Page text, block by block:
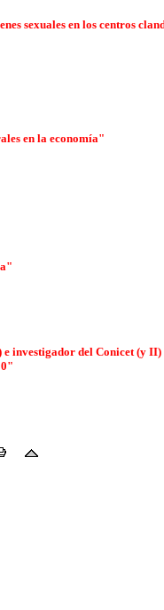
sexuales en los centros
en la economía"
investigador del Conicet (y II)